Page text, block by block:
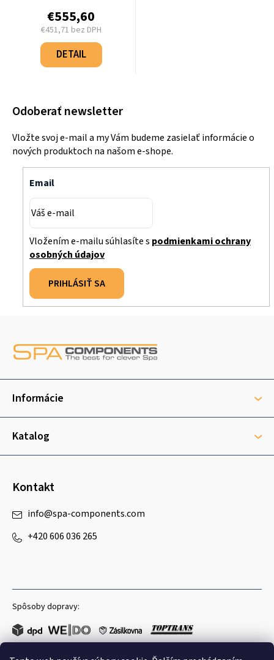
€555,60
€451,71 bez DPH
Jednotková
cena:
DETAIL
Odoberať newsletter
Vložte svoj e-mail a my Vám budeme zasielať informácie o
nových produktoch na našom e-shope.
Email
Vložením e-mailu súhlasíte s podmienkami ochrany
osobných údajov
PRIHLÁSIŤ SA
ä
i
Informácie
Katalog
Kontakt
info@spa-components.com
+420 606 036 265
Spôsoby dopravy: